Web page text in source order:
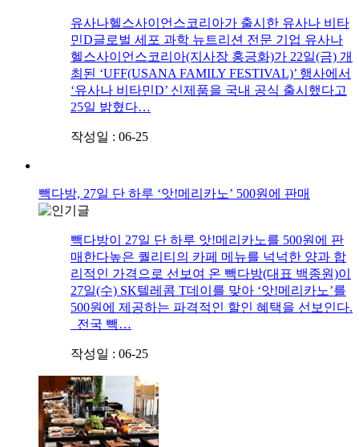
유사나헬스사이언스코리아가 출시한 유사나 비타
민D글로벌 세포 과학 뉴트리션 전문 기업 유사나
헬스사이언스코리아(지사장 홍긍화)가 22일(금) 개
최된 ‘UFF(USANA FAMILY FESTIVAL)’ 행사에서
‘유사나 비타민D’ 신제품을 국내 공식 출시했다고
25일 밝혔다…
작성일 : 06-25
빽다방, 27일 단 하루 ‘앗!메리카노’ 500원에 판매
빽다방이 27일 단 하루 앗!메리카노를 500원에 판
매한다높은 퀄리티의 카페 메뉴를 넉넉한 양과 합
리적인 가격으로 선보여 온 빽다방(대표 백종원)이
27일(수) SK텔레콤 T데이를 맞아 ‘앗!메리카노’를
500원에 제공하는 파격적인 할인 혜택을 선보인다.
전국 빽…
작성일 : 06-25